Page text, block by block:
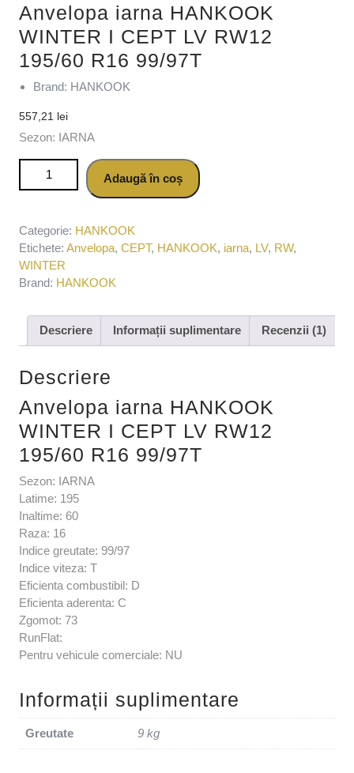
Anvelopa iarna HANKOOK
WINTER I CEPT LV RW12
195/60 R16 99/97T
Brand: HANKOOK
557,21 lei
Sezon: IARNA
Cantitate Anvelopa iarna HANKOOK WINTER I CEPT LV
RW12 195/60 R16 99/97T
Adaugă în coș
Categorie: HANKOOK
Etichete: Anvelopa, CEPT, HANKOOK, iarna, LV, RW,
WINTER
Brand: HANKOOK
Descriere Informații suplimentare Recenzii (1)
Descriere
Anvelopa iarna HANKOOK
WINTER I CEPT LV RW12
195/60 R16 99/97T
Sezon: IARNA
Latime: 195
Inaltime: 60
Raza: 16
Indice greutate: 99/97
Indice viteza: T
Eficienta combustibil: D
Eficienta aderenta: C
Zgomot: 73
RunFlat:
Pentru vehicule comerciale: NU
Informații suplimentare
Greutate 9 kg